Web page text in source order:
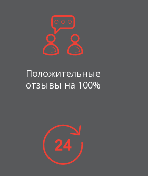
Положительные
отзывы на 100%